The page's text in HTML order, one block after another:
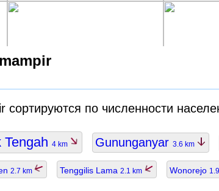
сортируются по численности
4 km Gununganyar 3.6 km
2.7 km Tenggilis Lama 2.1 km Wonorejo